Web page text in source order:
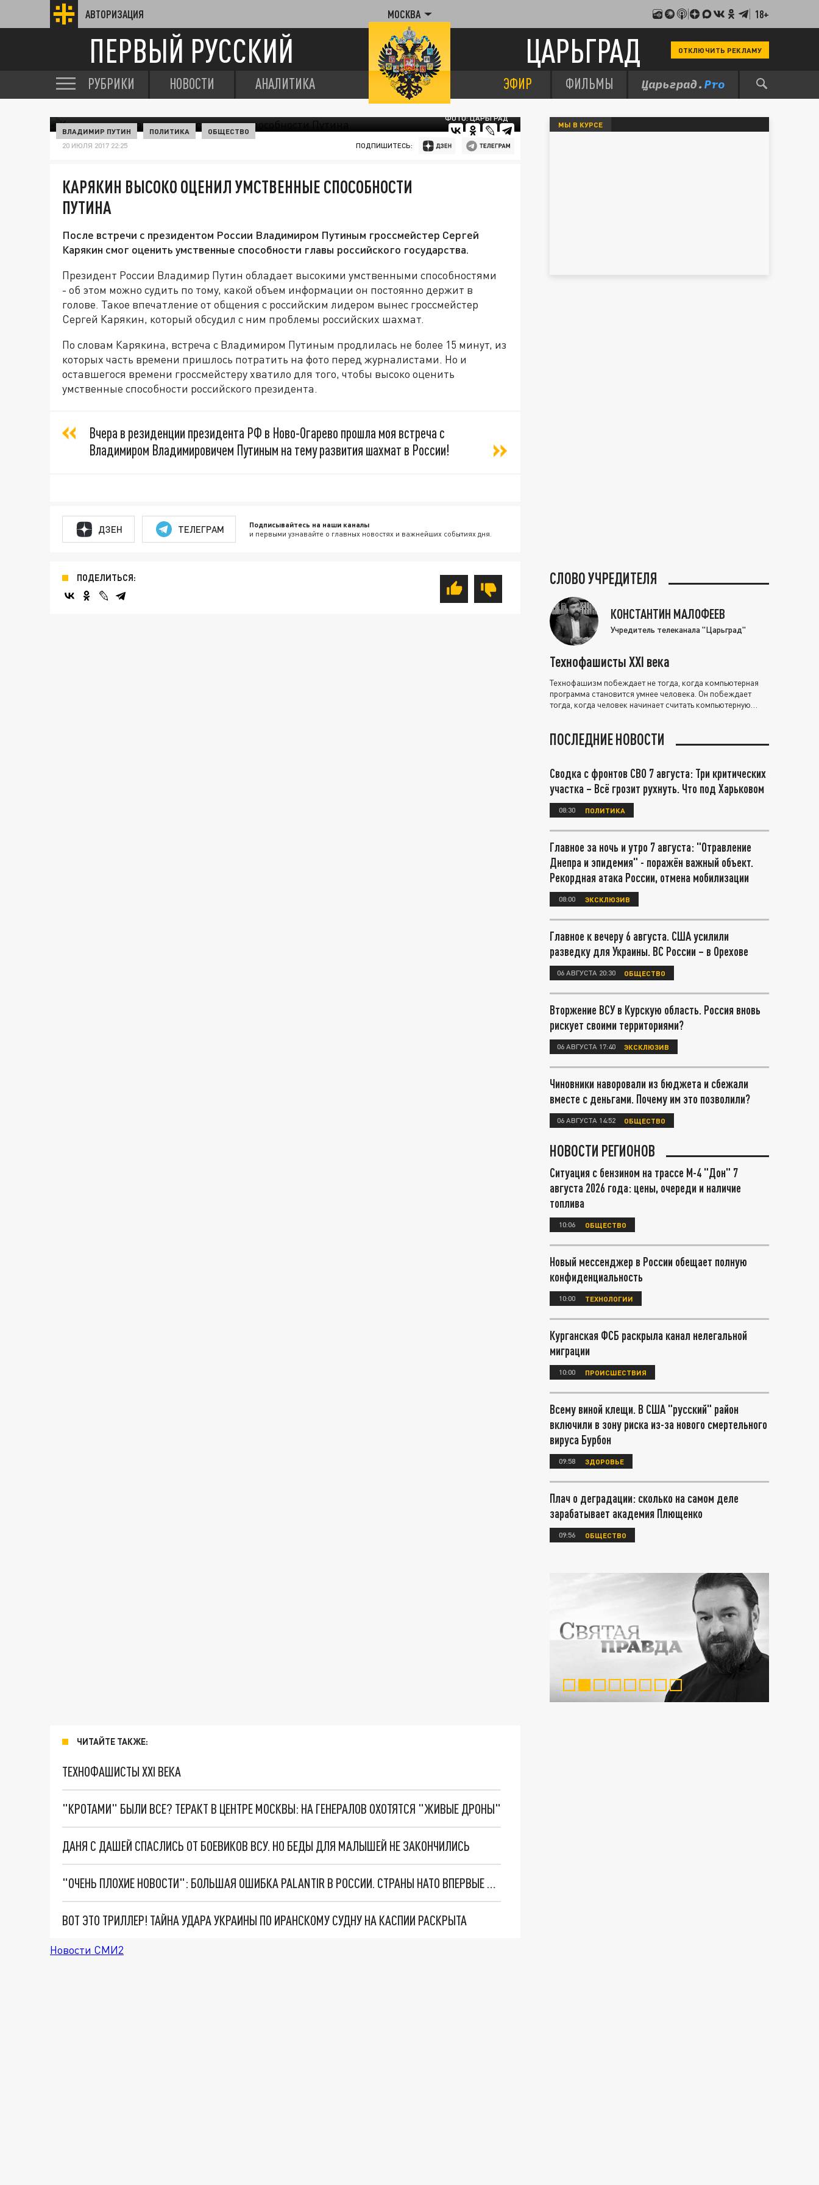
АВТОРИЗАЦИЯ МОСКВА 18+
ПЕРВЫЙ РУССКИЙ ЦАРЬГРАД ОТКЛЮЧИТЬ РЕКЛАМУ
РУБРИКИ НОВОСТИ АНАЛИТИКА ЭФИР ФИЛЬМЫ
ФОТО: ЦАРЬГРАД
ВЛАДИМИР ПУТИН ПОЛИТИКА ОБЩЕСТВО
20 ИЮЛЯ 2017 22:25 ПОДПИШИТЕСЬ:
КАРЯКИН ВЫСОКО ОЦЕНИЛ УМСТВЕННЫЕ СПОСОБНОСТИ
ПУТИНА
После встречи с президентом России Владимиром Путиным гроссмейстер Сергей
Карякин смог оценить умственные способности главы российского государства.
Президент России Владимир Путин обладает высокими умственными способностями
- об этом можно судить по тому, какой объем информации он постоянно держит в
голове. Такое впечатление от общения с российским лидером вынес гроссмейстер
Сергей Карякин, который обсудил с ним проблемы российских шахмат.
По словам Карякина, встреча с Владимиром Путиным продлилась не более 15 минут, из
которых часть времени пришлось потратить на фото перед журналистами. Но и
оставшегося времени гроссмейстеру хватило для того, чтобы высоко оценить
умственные способности российского президента.
Вчера в резиденции президента РФ в Ново-Огарево прошла моя встреча с
Владимиром Владимировичем Путиным на тему развития шахмат в России!
ДЗЕН ТЕЛЕГРАМ Подписывайтесь на наши каналы
и первыми узнавайте о главных новостях и важнейших событиях дня.
ПОДЕЛИТЬСЯ:
ЧИТАЙТЕ ТАКЖЕ:
ТЕХНОФАШИСТЫ XXI ВЕКА
"КРОТАМИ" БЫЛИ ВСЕ? ТЕРАКТ В ЦЕНТРЕ МОСКВЫ: НА ГЕНЕРАЛОВ ОХОТЯТСЯ "ЖИВЫЕ ДРОНЫ"
ДАНЯ С ДАШЕЙ СПАСЛИСЬ ОТ БОЕВИКОВ ВСУ. НО БЕДЫ ДЛЯ МАЛЫШЕЙ НЕ ЗАКОНЧИЛИСЬ
"ОЧЕНЬ ПЛОХИЕ НОВОСТИ": БОЛЬШАЯ ОШИБКА PALANTIR В РОССИИ. СТРАНЫ НАТО ВПЕРВЫЕ ЗА СВО ОСТАНОВИЛИ ПОСТАВКИ ОРУЖИЯ. ВСУ ТЕРЯЮТ ПРИГРАНИЧЬЕ?
ВОТ ЭТО ТРИЛЛЕР! ТАЙНА УДАРА УКРАИНЫ ПО ИРАНСКОМУ СУДНУ НА КАСПИИ РАСКРЫТА
Новости СМИ2
МЫ В КУРСЕ
СЛОВО УЧРЕДИТЕЛЯ
КОНСТАНТИН МАЛОФЕЕВ
Учредитель телеканала "Царьград"
Технофашисты XXI века
Технофашизм побеждает не тогда, когда компьютерная
программа становится умнее человека. Он побеждает
тогда, когда человек начинает считать компьютерную
ПОСЛЕДНИЕ НОВОСТИ
Сводка с фронтов СВО 7 августа: Три критических
участка – Всё грозит рухнуть. Что под Харьковом
08:30 ПОЛИТИКА
Главное за ночь и утро 7 августа: "Отравление
Днепра и эпидемия" - поражён важный объект.
Рекордная атака России, отмена мобилизации
08:00 ЭКСКЛЮЗИВ
Главное к вечеру 6 августа. США усилили
разведку для Украины. ВС России – в Орехове
06 АВГУСТА 20:30 ОБЩЕСТВО
Вторжение ВСУ в Курскую область. Россия вновь
рискует своими территориями?
06 АВГУСТА 17:40 ЭКСКЛЮЗИВ
Чиновники наворовали из бюджета и сбежали
вместе с деньгами. Почему им это позволили?
06 АВГУСТА 14:52 ОБЩЕСТВО
НОВОСТИ РЕГИОНОВ
Ситуация с бензином на трассе М-4 "Дон" 7
августа 2026 года: цены, очереди и наличие
топлива
10:06 ОБЩЕСТВО
Новый мессенджер в России обещает полную
конфиденциальность
10:00 ТЕХНОЛОГИИ
Курганская ФСБ раскрыла канал нелегальной
миграции
10:00 ПРОИСШЕСТВИЯ
Всему виной клещи. В США "русский" район
включили в зону риска из-за нового смертельного
вируса Бурбон
09:58 ЗДОРОВЬЕ
Плач о деградации: сколько на самом деле
зарабатывает академия Плющенко
09:56 ОБЩЕСТВО